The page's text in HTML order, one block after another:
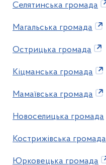
Селятинська громада
Магальська громада
Острицька громада
Кіцманська громада
Мамаївська громада
Новоселицька громада
Кострижівська громада
Юрковецька громада